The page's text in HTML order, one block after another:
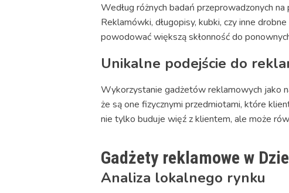
Według różnych badań przeprowadzonych
Reklamówki, długopisy, kubki, czy inne
powodować większą skłonność do
Unikalne podejście do
Wykorzystanie gadżetów reklamowych jako
że są one fizycznymi przedmiotami, które
nie tylko buduje więź z klientem, ale może
Gadżety reklamowe w
Analiza lokalnego rynku